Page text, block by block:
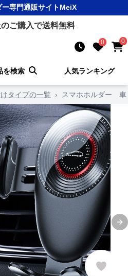
ー専門通販サイトMeiX
ご購入で送料無料
0 0
を検索 人気ランキング
タイプの一覧 › スマホホルダー 車